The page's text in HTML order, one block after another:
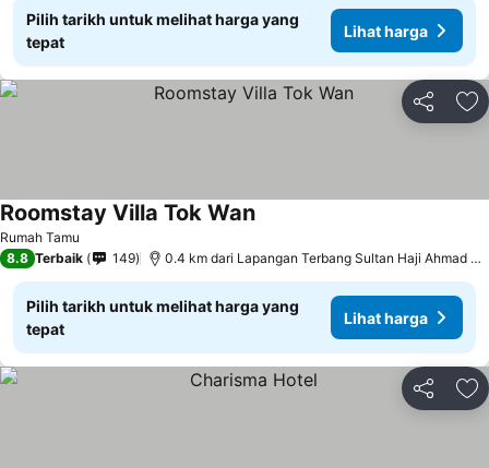
Pilih tarikh untuk melihat harga yang
tepat
Lihat harga
Kongsi
Rumah Tamu
Roomstay Villa Tok Wan
8.8 Terbaik 149 0.4 km dari Lapangan Terbang Sultan Haji Ahmad Shah
Pilih tarikh untuk melihat harga yang
tepat
Lihat harga
Kongsi